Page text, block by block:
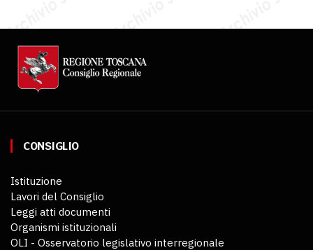
CONSIGLIO
Istituzione
Lavori del Consiglio
Leggi atti documenti
Organismi istituzionali
OLI - Osservatorio legislativo interregionale